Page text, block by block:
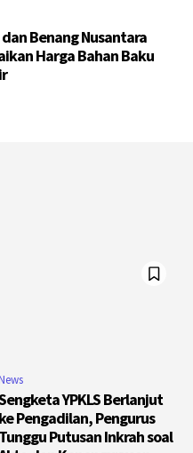
Benang Nusantara
Harga Bahan Baku
YPKLS Berlanjut
ke Pengadilan, Pengurus
Tunggu Putusan Inkrah soal